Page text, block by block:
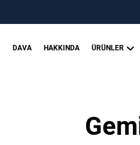
DAVA HAKKINDA ÜRÜNLER